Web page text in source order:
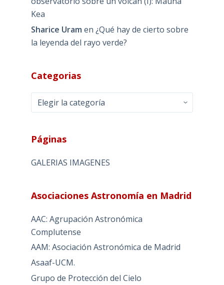
Kea
Sharice Uram en ¿Qué hay de cierto sobre
la leyenda del rayo verde?
Categorias
Categorias
Páginas
GALERIAS IMAGENES
Asociaciones Astronomía en Madrid
AAC: Agrupación Astronómica
Complutense
AAM: Asociación Astronómica de Madrid
Asaaf-UCM.
Grupo de Protección del Cielo